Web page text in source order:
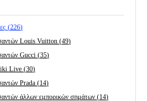
(226)
Louis Vuitton (49)
Gucci (35)
Live (30)
Prada (14)
άλλων εμπορικών σημάτων (14)